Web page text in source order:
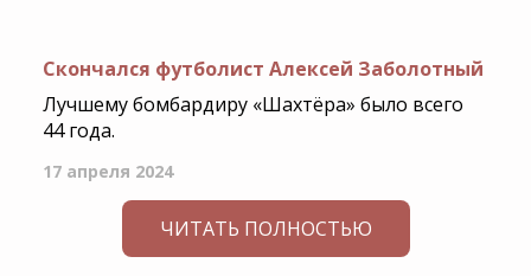
Скончался футболист Алексей Заболотный
Лучшему бомбардиру «Шахтёра» было всего
44 года.
17 апреля 2024
ЧИТАТЬ ПОЛНОСТЬЮ